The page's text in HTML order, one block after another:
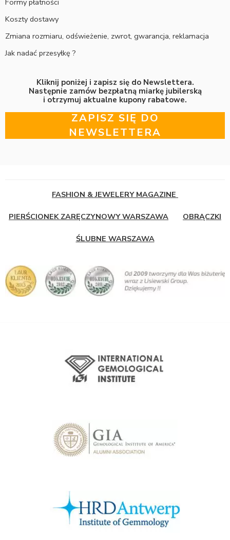
Formy płatności
Koszty dostawy
Zmiana rozmiaru, odświeżenie, zwrot, gwarancja, reklamacja
Jak nadać przesyłkę ?
Kliknij poniżej i zapisz się do Newslettera.
Następnie zamów bezpłatną miarkę jubilerską
i otrzymuj aktualne kupony rabatowe.
ZAPISZ SIĘ DO
NEWSLETTERA
FASHION & JEWELERY MAGAZINE
PIERŚCIONEK ZARĘCZYNOWY WARSZAWA OBRĄCZKI
ŚLUBNE WARSZAWA